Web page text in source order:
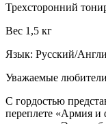
Трехсторонний
Вес 1,5 кг
Язык: Русский/
Уважаемые
С гордостью
переплете «Армия и